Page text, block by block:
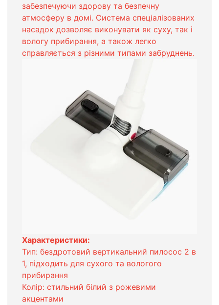
забезпечуючи здорову та безпечну
атмосферу в домі. Система спеціалізованих
насадок дозволяє виконувати як суху, так і
вологу прибирання, а також легко
справляється з різними типами забруднень.
Характеристики:
Тип: бездротовий вертикальний пилосос 2 в
1, підходить для сухого та вологого
прибирання
Колір: стильний білий з рожевими
акцентами